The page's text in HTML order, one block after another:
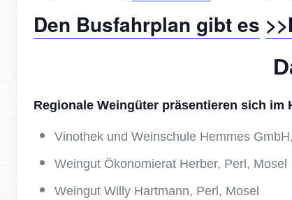
Den Busfahrplan gibt es
Regionale Weingüter präsentieren sich im
Vinothek und Weinschule Hemmes
Weingut Ökonomierat Herber, Perl, Mosel
Weingut Willy Hartmann, Perl, Mosel